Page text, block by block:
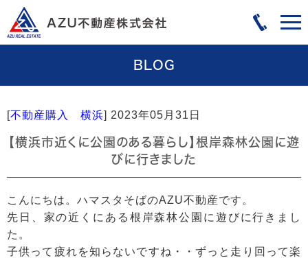
BLOG
[不動産購入 横浜] 2023年05月31日
【横浜市近くに公園のある暮らし】根岸森林公園に遊
びに行きました
こんにちは。ハマスタそばのAZU不動産です。
先日、家の近くにある根岸森林公園に遊びに行きまし
た。
子供って疲れを知らないですね・・ずっと走り回って楽